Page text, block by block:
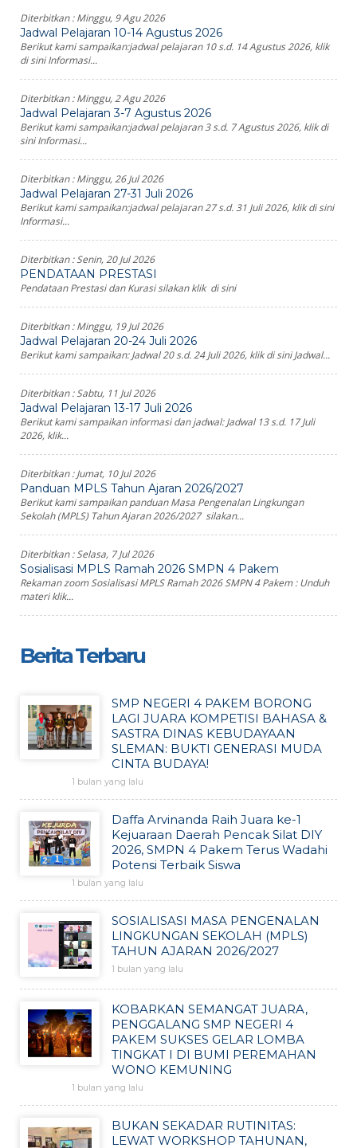
Diterbitkan :Minggu, 9 Agu 2026
Jadwal Pelajaran 10-14 Agustus 2026
Berikut kami sampaikan:jadwal pelajaran 10 s.d. 14 Agustus 2026, klik
di sini Informasi...
Diterbitkan :Minggu, 2 Agu 2026
Jadwal Pelajaran 3-7 Agustus 2026
Berikut kami sampaikan:jadwal pelajaran 3 s.d. 7 Agustus 2026, klik di
sini Informasi...
Diterbitkan :Minggu, 26 Jul 2026
Jadwal Pelajaran 27-31 Juli 2026
Berikut kami sampaikan:jadwal pelajaran 27 s.d. 31 Juli 2026, klik di sini
Informasi...
Diterbitkan :Senin, 20 Jul 2026
PENDATAAN PRESTASI
Pendataan Prestasi dan Kurasi silakan klik di sini
Diterbitkan :Minggu, 19 Jul 2026
Jadwal Pelajaran 20-24 Juli 2026
Berikut kami sampaikan: Jadwal 20 s.d. 24 Juli 2026, klik di sini Jadwal...
Diterbitkan :Sabtu, 11 Jul 2026
Jadwal Pelajaran 13-17 Juli 2026
Berikut kami sampaikan informasi dan jadwal: Jadwal 13 s.d. 17 Juli
2026, klik...
Diterbitkan :Jumat, 10 Jul 2026
Panduan MPLS Tahun Ajaran 2026/2027
Berikut kami sampaikan panduan Masa Pengenalan Lingkungan
Sekolah (MPLS) Tahun Ajaran 2026/2027 silakan...
Diterbitkan :Selasa, 7 Jul 2026
Sosialisasi MPLS Ramah 2026 SMPN 4 Pakem
Rekaman zoom Sosialisasi MPLS Ramah 2026 SMPN 4 Pakem : Unduh
materi klik...
Berita Terbaru
SMP NEGERI 4 PAKEM BORONG
LAGI JUARA KOMPETISI BAHASA &
SASTRA DINAS KEBUDAYAAN
SLEMAN: BUKTI GENERASI MUDA
CINTA BUDAYA!
1 bulan yang lalu
Daffa Arvinanda Raih Juara ke-1
Kejuaraan Daerah Pencak Silat DIY
2026, SMPN 4 Pakem Terus Wadahi
Potensi Terbaik Siswa
1 bulan yang lalu
SOSIALISASI MASA PENGENALAN
LINGKUNGAN SEKOLAH (MPLS)
TAHUN AJARAN 2026/2027
1 bulan yang lalu
KOBARKAN SEMANGAT JUARA,
PENGGALANG SMP NEGERI 4
PAKEM SUKSES GELAR LOMBA
TINGKAT I DI BUMI PEREMAHAN
WONO KEMUNING
1 bulan yang lalu
BUKAN SEKADAR RUTINITAS:
LEWAT WORKSHOP TAHUNAN,